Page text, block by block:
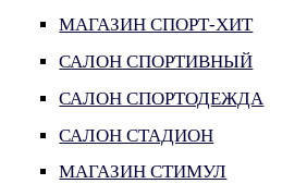
МАГАЗИН СПОРТ-ХИТ
САЛОН СПОРТИВНЫЙ
САЛОН СПОРТОДЕЖДА
САЛОН СТАДИОН
МАГАЗИН СТИМУЛ